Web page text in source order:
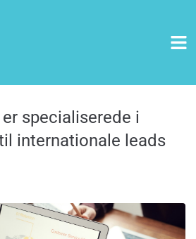
specialiserede i
internationale leads